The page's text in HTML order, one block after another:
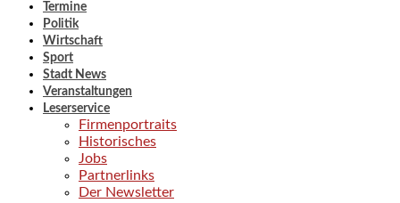
Termine
Politik
Wirtschaft
Sport
Stadt News
Veranstaltungen
Leserservice
Firmenportraits
Historisches
Jobs
Partnerlinks
Der Newsletter